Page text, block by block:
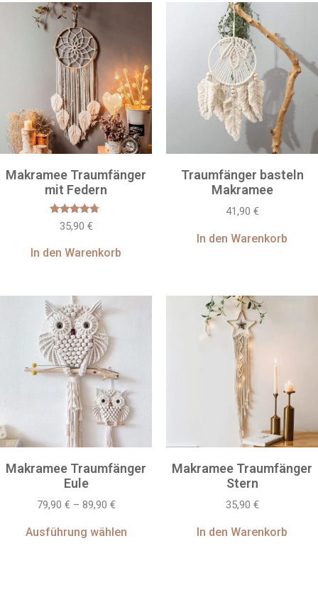
Makramee Traumfänger
mit Federn
Bewertet
mit
von 5
35,90 €
In den Warenkorb
Traumfänger basteln
Makramee
41,90 €
In den Warenkorb
Makramee Traumfänger
Eule
79,90 €– 89,90 €
Ausführung wählen
Makramee Traumfänger
Stern
35,90 €
In den Warenkorb